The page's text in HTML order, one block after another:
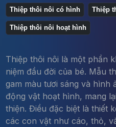
Thiệp thôi nôi có hình Thiệp
Thiệp thôi nôi hoạt hình
Thiệp thôi nôi là một phần
niệm đầu đời của bé. Mẫu
gam màu tươi sáng và hình
động vật hoạt hình, mang
thiện. Điều đặc biệt là thiết
các con vật như cáo, thỏ,